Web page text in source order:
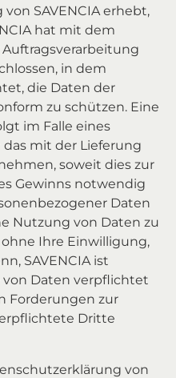
SAVENCIA erhebt,
hat mit dem
in dem
die Daten der
zu schützen. Eine
im Falle eines
mit der Lieferung
soweit dies zur
Gewinns notwendig
Daten
Nutzung von Daten zu
Ihre Einwilligung,
SAVENCIA ist
von Daten verpflichtet
Forderungen zur
Dritte
von